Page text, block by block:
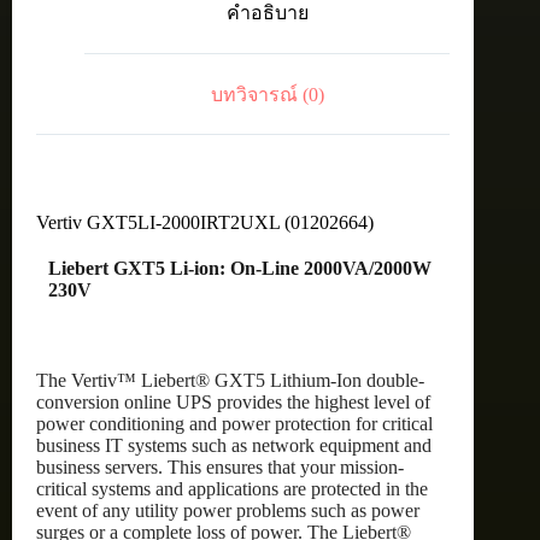
คำอธิบาย
บทวิจารณ์ (0)
Vertiv GXT5LI-2000IRT2UXL (01202664)
Liebert GXT5 Li-ion: On-Line 2000VA/2000W
230V
The Vertiv™ Liebert® GXT5 Lithium-Ion double-
conversion online UPS provides the highest level of
power conditioning and power protection for critical
business IT systems such as network equipment and
business servers. This ensures that your mission-
critical systems and applications are protected in the
event of any utility power problems such as power
surges or a complete loss of power. The Liebert®